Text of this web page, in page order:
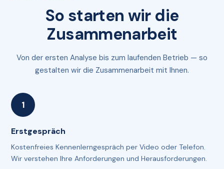
So starten wir die
Zusammenarbeit
Von der ersten Analyse bis zum laufenden Betrieb — so
gestalten wir die Zusammenarbeit mit Ihnen.
Erstgespräch
Kostenfreies Kennenlerngespräch per Video oder Telefon.
Wir verstehen Ihre Anforderungen und Herausforderungen.